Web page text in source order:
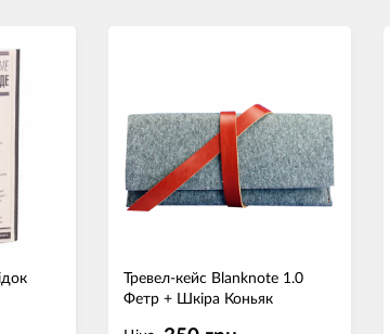
Тревел-кейс Blanknote 1.0
Фетр + Шкіра Коньяк